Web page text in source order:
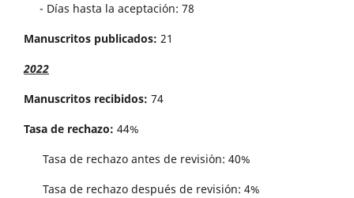
- Días hasta la aceptación: 78
Manuscritos publicados: 21
2022
Manuscritos recibidos: 74
Tasa de rechazo: 44%
Tasa de rechazo antes de revisi´on: 40%
Tasa de rechazo después de revisión: 4%